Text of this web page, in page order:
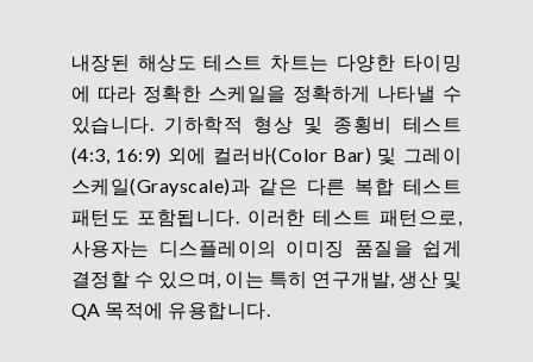
내장된 해상도 테스트 차트는 다양한 타이밍
에 따라 정확한 스케일을 정확하게 나타낼 수
있습니다. 기하학적 형상 및 종횡비 테스트
(4:3, 16:9) 외에 컬러바(Color Bar) 및 그레이
스케일(Grayscale)과 같은 다른 복합 테스트
패턴도 포함됩니다. 이러한 테스트 패턴으로,
사용자는 디스플레이의 이미징 품질을 쉽게
결정할 수 있으며, 이는 특히 연구개발, 생산 및
QA 목적에 유용합니다.